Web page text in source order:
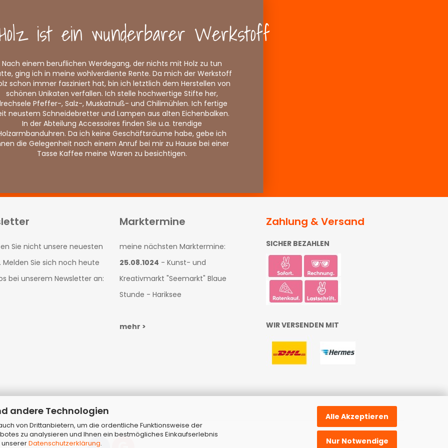
andere Technologien
von Drittanbietern, um die ordentliche Funktionsweise der
zu analysieren und Ihnen ein bestmögliches Einkaufserlebnis
unsererDatenschutzerklärung.
Alle Akzeptieren
Nur Notwendige
ist ein wunderbarer Werkstoff
Nach einem beruflichen Werdegang, der nichts mit Holz zu tun
ging ich in meine wohlverdiente Rente. Da mich der Werkstoff
schon immer fasziniert hat, bin ich letztlich dem Herstellen von
schönen Unikaten verfallen. Ich stelle hochwertige Stifte her,
Pfeffer-, Salz-, Muskatnuß- und Chilimühlen. Ich fertige
neustem Schneidebretter und Lampen aus alten Eichenbalken.
In der Abteilung Accessoires finden Sie u.a. trendige
Da ich keine Geschäftsräume habe, gebe ich
die Gelegenheit nach einem Anruf bei mir zu Hause bei einer
Tasse Kaffee meine Waren zu besichtigen.
Sie nicht unsere neuesten
Melden Sie sich noch heute
bei unserem Newsletter an:
Marktermine
meine nächsten Marktermine:
25.08.1024 - Kunst- und
Kreativmarkt "Seemarkt" Blaue
Stunde - Hariksee
mehr >
Zahlung & Versand
SICHER BEZAHLEN
WIR VERSENDEN MIT